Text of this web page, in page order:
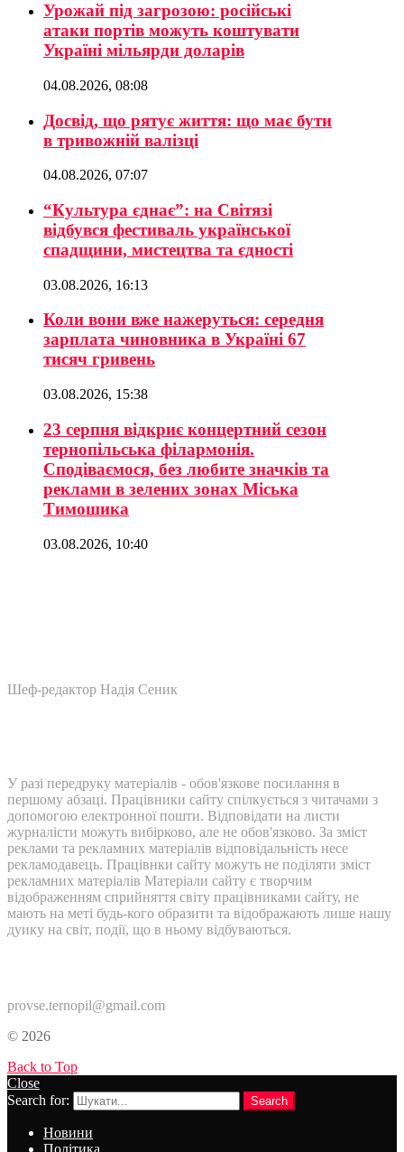
Урожай під загрозою: російські
атаки портів можуть коштувати
Україні мільярди доларів
04.08.2026, 08:08
Досвід, що рятує життя: що має бути
в тривожній валізці
04.08.2026, 07:07
“Культура єднає”: на Світязі
відбувся фестиваль української
спадщини, мистецтва та єдності
03.08.2026, 16:13
Коли вони вже нажеруться: середня
зарплата чиновника в Україні 67
тисяч гривень
03.08.2026, 15:38
23 серпня відкриє концертний сезон
тернопільська філармонія.
Сподіваємося, без любите значків та
реклами в зелених зонах Міська
Тимошика
03.08.2026, 10:40
Шеф-редактор Надія Сеник
У разі передруку матеріалів - обов'язкове посилання в
першому абзаці. Працівники сайту спілкується з читачами з
допомогою електронної пошти. Відповідати на листи
журналісти можуть вибірково, але не обов'язково. За зміст
реклами та рекламних матеріалів відповідальність несе
рекламодавець. Працівнки сайту можуть не поділяти зміст
рекламних матеріалів Матеріали сайту є творчим
відображенням сприйняття світу працівниками сайту, не
мають на меті будь-кого образити та відображають лише нашу
дуику на світ, події, що в ньому відбуваються.
provse.ternopil@gmail.com
© 2026
Back to Top
Close
Search for:
Search
Новини